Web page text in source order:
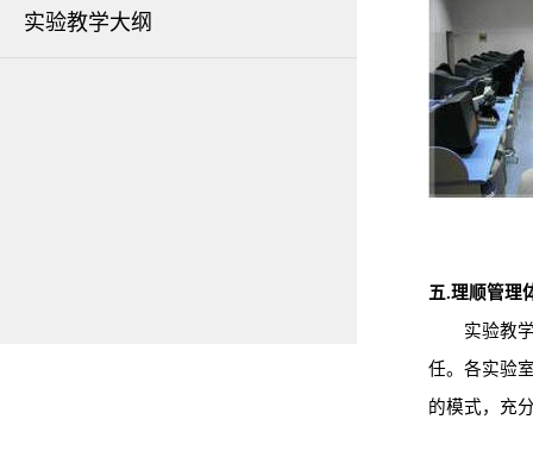
实验教学大纲
五.理顺管理
实验教学
任。各实验
的模式，充